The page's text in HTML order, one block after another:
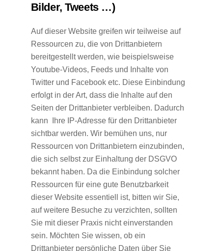
Bilder, Tweets …)
Auf dieser Website greifen wir teilweise auf
Ressourcen zu, die von Drittanbietern
bereitgestellt werden, wie beispielsweise
Youtube-Videos, Feeds und Inhalte von
Twitter und Facebook etc. Diese Einbindung
erfolgt in der Art, dass die Inhalte auf den
Seiten der Drittanbieter verbleiben. Dadurch
kann Ihre IP-Adresse für den Drittanbieter
sichtbar werden. Wir bemühen uns, nur
Ressourcen von Drittanbietern einzubinden,
die sich selbst zur Einhaltung der DSGVO
bekannt haben. Da die Einbindung solcher
Ressourcen für eine gute Benutzbarkeit
dieser Website essentiell ist, bitten wir Sie,
auf weitere Besuche zu verzichten, sollten
Sie mit dieser Praxis nicht einverstanden
sein. Möchten Sie wissen, ob ein
Drittanbieter persönliche Daten über Sie